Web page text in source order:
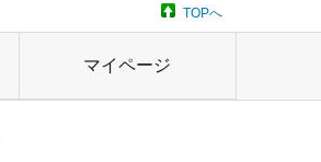
TOPへ
マイページ